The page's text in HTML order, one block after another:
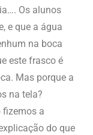
Os alunos
e que a água
na boca
este frasco é
Mas porque a
na tela?
fizemos a
do que